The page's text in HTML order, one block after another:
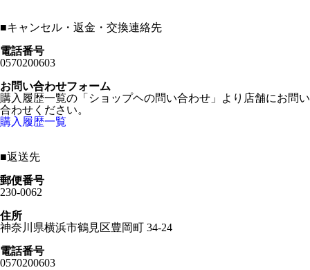
■キャンセル・返金・交換連絡先
電話番号
0570200603
お問い合わせフォーム
購入履歴一覧の「ショップヘの問い合わせ」より店舗にお問い
合わせください。
購入履歴一覧
■返送先
郵便番号
230-0062
住所
神奈川県横浜市鶴見区豊岡町 34-24
電話番号
0570200603